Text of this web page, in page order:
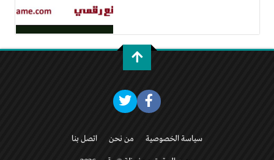
سياسة الخصوصية من نحن اتصل بنا